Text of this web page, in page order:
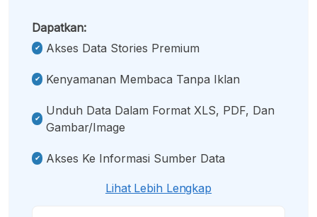
Dapatkan:
Akses Data Stories Premium
Kenyamanan Membaca Tanpa Iklan
Unduh Data Dalam Format XLS, PDF, Dan
Gambar/image
Akses Ke Informasi Sumber Data
Lihat Lebih Lengkap